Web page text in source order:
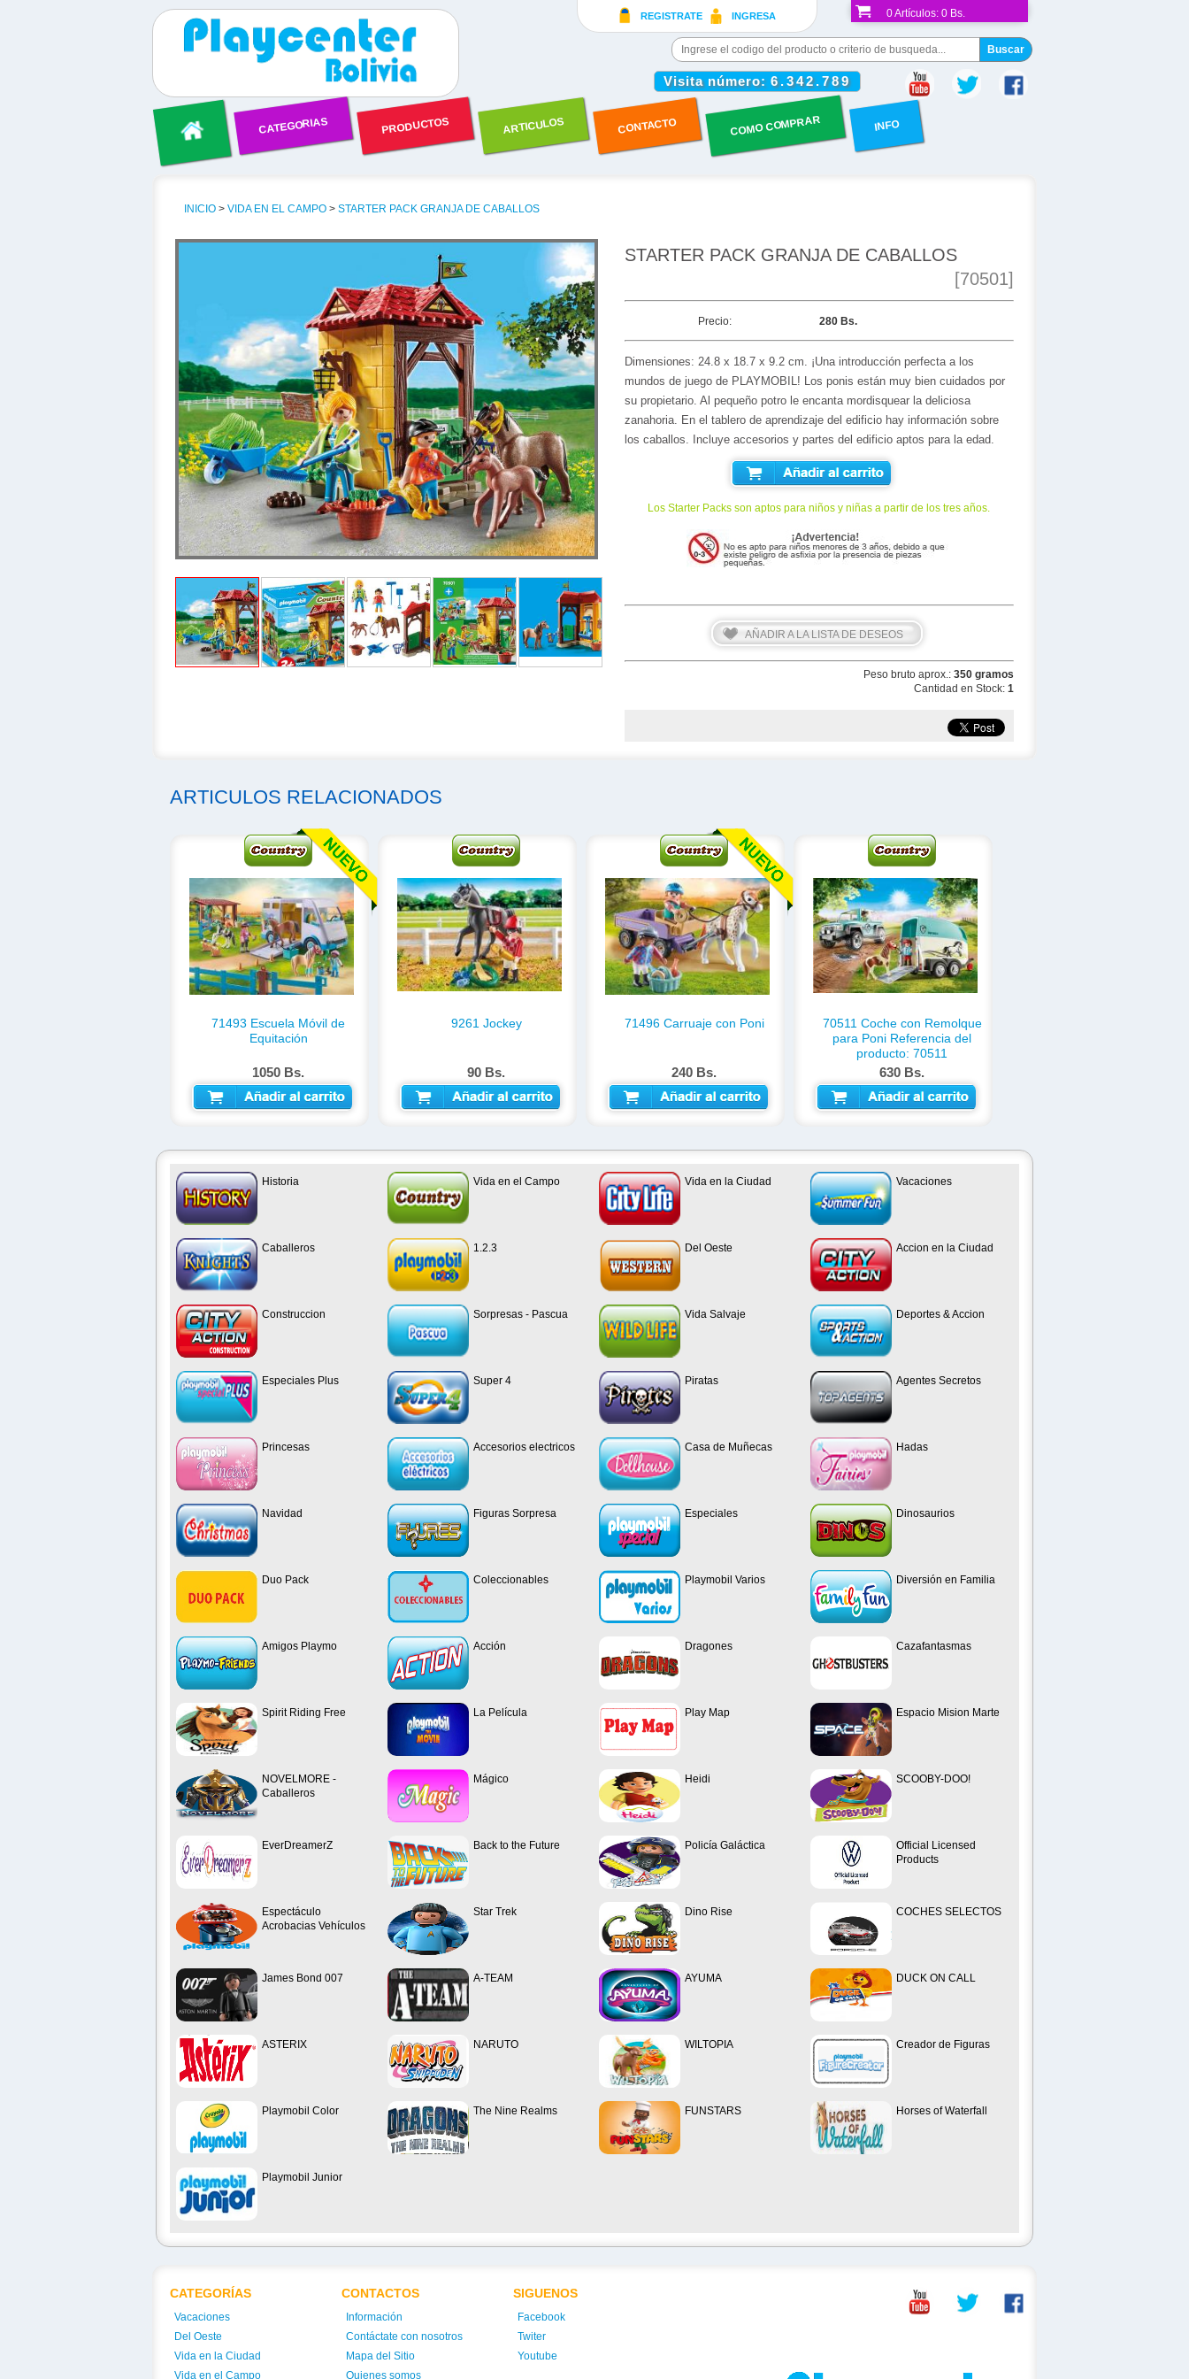
REGISTRATE INGRESA 0Artículos: 0 Bs.
CATEGORIAS PRODUCTOS ARTICULOS CONTACTO COMO COMPRAR INFO
Visita número: 6.342.789
INICIO > VIDA EN EL CAMPO > STARTER PACK GRANJA DE CABALLOS
STARTER PACK GRANJA DE CABALLOS
[70501]
Precio: 280 Bs.
Dimensiones: 24.8 x 18.7 x 9.2 cm. ¡Una introducción perfecta a los
mundos de juego de PLAYMOBIL! Los ponis están muy bien cuidados por
su propietario. Al pequeño potro le encanta mordisquear la deliciosa
zanahoria. En el tablero de aprendizaje del edificio hay información sobre
los caballos. Incluye accesorios y partes del edificio aptos para la edad.
AÑADIR AL CARRITO
Los Starter Packs son aptos para niños y niñas a partir de los tres años.
AÑADIR A LA LISTA DE DESEOS
Peso bruto aprox.:350 gramos
Cantidad en Stock:1
ARTICULOS RELACIONADOS
71493 Escuela Móvil de
Equitación
1050 Bs.
AÑADIR AL CARRITO
9261 Jockey
90 Bs.
AÑADIR AL CARRITO
71496 Carruaje con Poni
240 Bs.
AÑADIR AL CARRITO
70511 Coche con Remolque
para Poni Referencia del
producto: 70511
630 Bs.
AÑADIR AL CARRITO
Historia Vida en el Campo Vida en la Ciudad Vacaciones
Caballeros 1.2.3 Del Oeste Accion en la Ciudad
Construccion Sorpresas - Pascua Vida Salvaje Deportes & Accion
Especiales Plus Super 4 Piratas Agentes Secretos
Princesas Accesorios electricos Casa de Muñecas Hadas
Navidad Figuras Sorpresa Especiales Dinosaurios
Duo Pack Coleccionables Playmobil Varios Diversión en Familia
Amigos Playmo Acción Dragones Cazafantasmas
Spirit Riding Free La Película Play Map Espacio Mision Marte
NOVELMORE -
Caballeros
Mágico Heidi SCOOBY-DOO!
EverDreamerZ Back to the Future Policía Galáctica
Official Licensed
Products
Espectáculo
Acrobacias Vehículos
Star Trek Dino Rise COCHES SELECTOS
James Bond 007 A-TEAM AYUMA DUCK ON CALL
ASTERIX NARUTO WILTOPIA Creador de Figuras
Playmobil Color The Nine Realms FUNSTARS Horses of Waterfall
Playmobil Junior
CATEGORÍAS
Vacaciones
Del Oeste
Vida en la Ciudad
Vida en el Campo
CONTACTOS
Información
Contáctate con nosotros
Mapa del Sitio
Quienes somos
SIGUENOS
Facebook
Twiter
Youtube